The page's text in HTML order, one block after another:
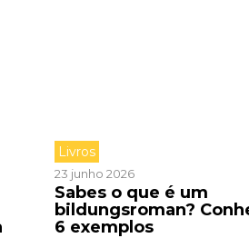
Livros
23 junho 2026
Sabes o que é um
bildungsroman?
6 exemplos